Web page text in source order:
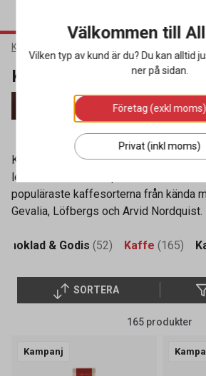
Kök & Servering
Kaffe
Köp kaffe till ditt företag online hos
leverans och till bra pris. I vårt
populäraste kaffesorterna från kända
Gevalia, Löfbergs och Arvid Nordquist.
Choklad & Godis (52) Kaffe (165)
SORTERA
165 produkter
Kampanj
Välkommen till
Vilken typ av kund är du? Du kan alltid
ner på sidan.
Företag (exkl moms)
Privat (inkl moms)